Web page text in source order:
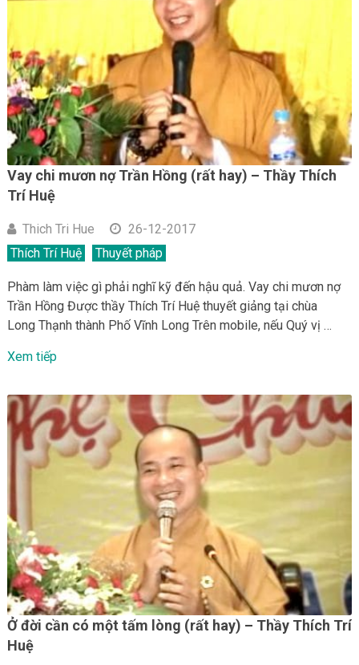
Vay chi mươn nợ Trần Hồng (rất hay) – Thầy Thích
Trí Huệ
Thich Tri Hue
26-12-2017
Thích Trí Huệ
Thuyết pháp
Phàm làm việc gì phải nghĩ kỹ đến hậu quả. Vay chi mươn nợ
Trần Hồng Được thầy Thích Trí Huệ thuyết giảng tại chùa
Long Thạnh thành Phố Vĩnh Long Trên mobile, nếu Quý vị …
Xem tiếp
Ở đời cần có một tấm lòng (rất hay) – Thầy Thích Trí
Huệ